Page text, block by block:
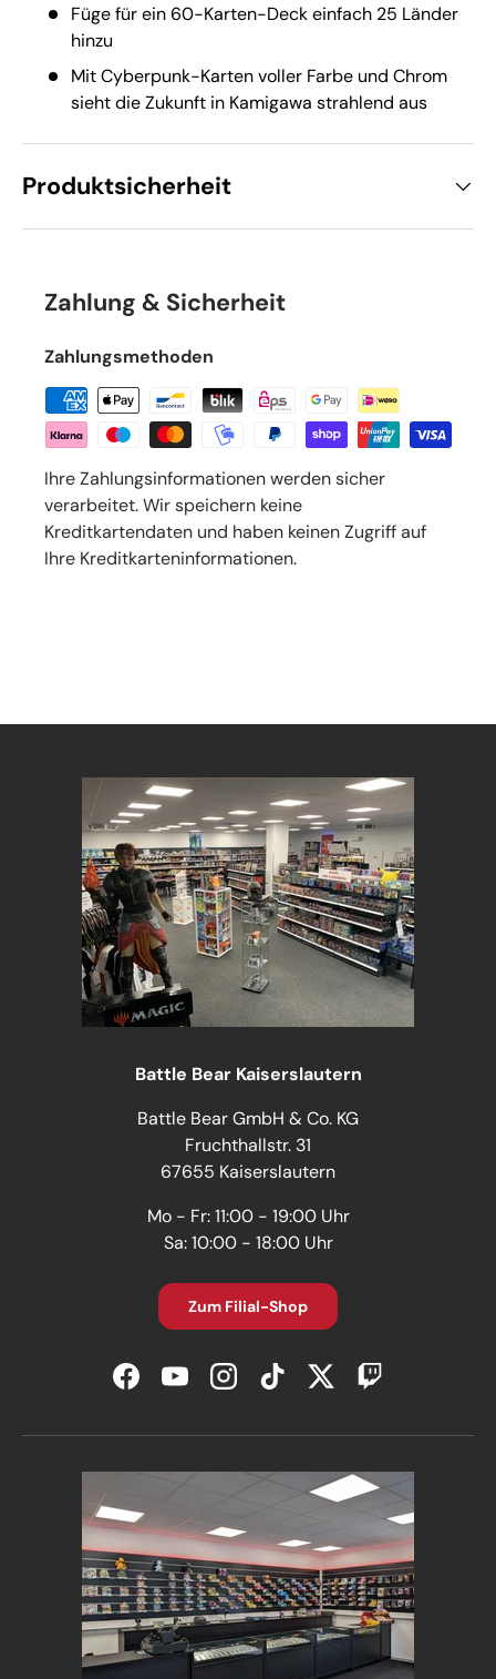
Füge für ein 60-Karten-Deck einfach 25 Länder
hinzu
Mit Cyberpunk-Karten voller Farbe und Chrom
sieht die Zukunft in Kamigawa strahlend aus
Produktsicherheit
Zahlung & Sicherheit
Zahlungsmethoden
Ihre Zahlungsinformationen werden sicher
verarbeitet. Wir speichern keine
Kreditkartendaten und haben keinen Zugriff auf
Ihre Kreditkarteninformationen.
Battle Bear Kaiserslautern
Battle Bear GmbH & Co. KG
Fruchthallstr. 31
67655 Kaiserslautern
Mo - Fr: 11:00 - 19:00 Uhr
Sa: 10:00 - 18:00 Uhr
Zum Filial-Shop
FacebookYouTubeInstagramTikTokTwitterTwitch